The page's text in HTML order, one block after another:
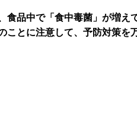
品中で「食中毒菌」が増え
とに注意して、予防対策を